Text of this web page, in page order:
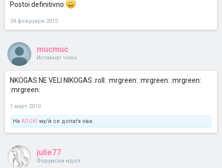
Postoi definitivno
24 февруари 2010
mucmuc
Истакнат член
NKOGAS NE VELI NIKOGAS :roll: :mrgreen: :mrgreen: :mrgreen:
:mrgreen:
1 март 2010
На ADOKI му/ѝ се допаѓа ова.
julie77
Форумски идол